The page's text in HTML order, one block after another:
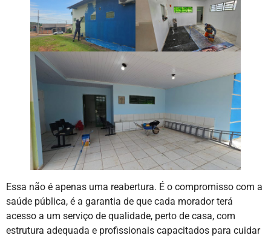
Essa não é apenas uma reabertura. É o compromisso com a
saúde pública, é a garantia de que cada morador terá
acesso a um serviço de qualidade, perto de casa, com
estrutura adequada e profissionais capacitados para cuidar